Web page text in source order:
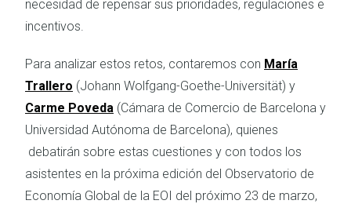
necesidad de repensar sus prioridades, regulaciones e
incentivos.
Para analizar estos retos, contaremos con María
Trallero (Johann Wolfgang-Goethe-Universität) y
Carme Poveda (Cámara de Comercio de Barcelona y
Universidad Autónoma de Barcelona), quienes
debatirán sobre estas cuestiones y con todos los
asistentes en la próxima edición del Observatorio de
Economía Global de la EOI del próximo 23 de marzo,